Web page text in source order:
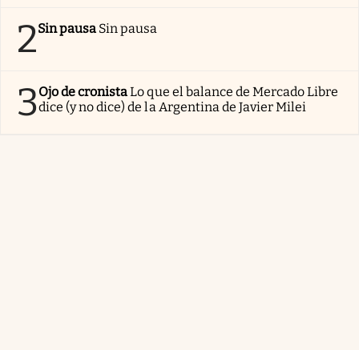
2Sin pausa Sin pausa
3Ojo de cronistaLo que el balance de Mercado Libre
dice (y no dice) de la Argentina de Javier Milei